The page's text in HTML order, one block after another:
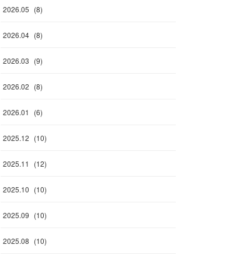
2026.05 (8)
2026.04 (8)
2026.03 (9)
2026.02 (8)
2026.01 (6)
2025.12 (10)
2025.11 (12)
2025.10 (10)
2025.09 (10)
2025.08 (10)